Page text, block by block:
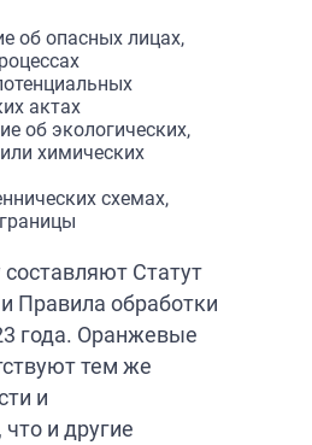
об опасных лицах,
актах
об экологических,
химических
схемах,
Статут
Правила обработки
года. Оранжевые
тем же
и
и другие